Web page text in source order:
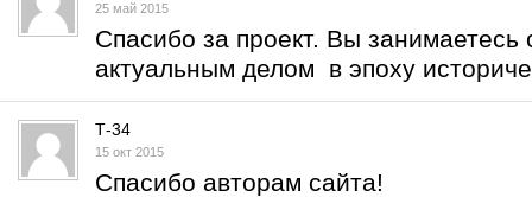
25 май 2015
Спасибо за проект. Вы
актуальным делом в эпоху
Т-34
15 окт 2015
Спасибо авторам сайта!